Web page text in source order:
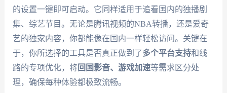
的设置一键即可启动。它同样适用于追看国内的独播剧
集、综艺节目。无论是腾讯视频的NBA转播，还是爱奇
艺的独家内容，你都能像在国内一样轻松访问。关键在
于，你所选择的工具是否真正做到了多个平台支持和线
路的专项优化，将回国影音、游戏加速等需求区分处
理，确保每种体验都极致流畅。